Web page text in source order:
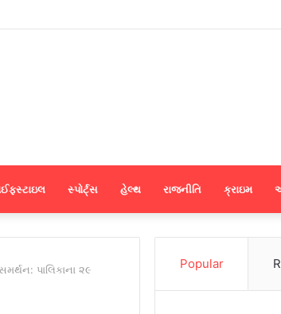
પીટીઈ પાર્ટનર મીટનું આયોજન કર્યું
સ્પોર્ટ્સ હેલ્થ રાજનીતિ ક્રાઇમ
પાલિકાના ૨૯
Popular